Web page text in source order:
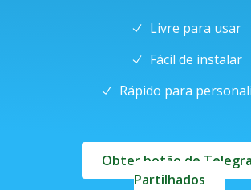
Livre para usar
Fácil de instalar
Rápido para
Obter botão de
Partilhados